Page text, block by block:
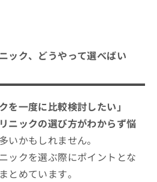
ック、どうやって選べばい
を一度に比較検討したい」
ニックの選び方がわからず悩
いかもしれません。
ックを選ぶ際にポイントとな
とめています。